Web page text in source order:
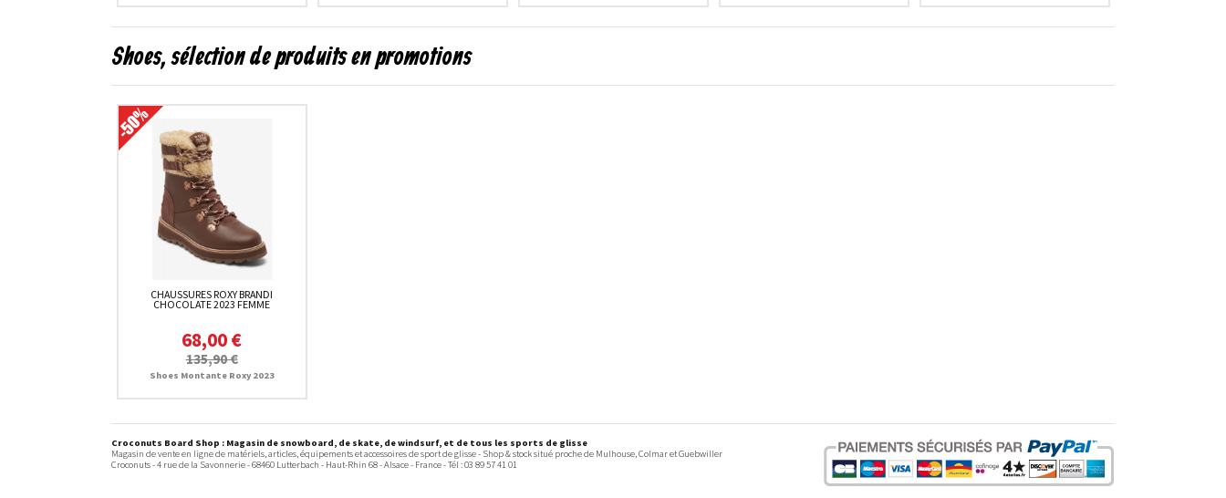
Shoes, sélection de produits en promotions
CHAUSSURES ROXY BRANDI
CHOCOLATE 2023 FEMME
68,00 €
135,90 €
Shoes Montante Roxy 2023
Croconuts Board Shop : Magasin de snowboard, de skate, de windsurf, et de tous les sports de glisse
Magasin de vente en ligne de matériels, articles, équipements et accessoires de sport de glisse - Shop & stock situé proche de Mulhouse, Colmar et Guebwiller
Croconuts -4 rue de la Savonnerie-68460 Lutterbach - Haut-Rhin 68 -Alsace- France- Tél :03 89 57 41 01